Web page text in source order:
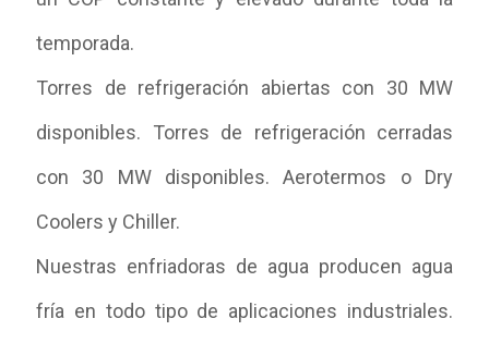
temporada.
Torres de refrigeración abiertas con 30 MW
disponibles. Torres de refrigeración cerradas
con 30 MW disponibles. Aerotermos o Dry
Coolers y Chiller.
Nuestras enfriadoras de agua producen agua
fría en todo tipo de aplicaciones industriales.